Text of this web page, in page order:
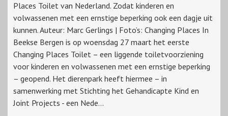
Places Toilet van Nederland. Zodat kinderen en
volwassenen met een ernstige beperking ook een dagje uit
kunnen. Auteur: Marc Gerlings | Foto’s: Changing Places In
Beekse Bergen is op woensdag 27 maart het eerste
Changing Places Toilet – een liggende toiletvoorziening
voor kinderen en volwassenen met een ernstige beperking
– geopend. Het dierenpark heeft hiermee – in
samenwerking met Stichting het Gehandicapte Kind en
Joint Projects - een Nede...